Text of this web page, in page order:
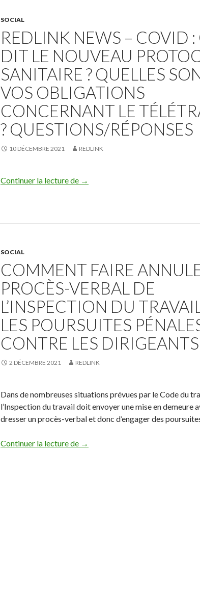
SOCIAL
REDLINK NEWS – COVID :
DIT LE NOUVEAU
SANITAIRE ? QUELLES
VOS OBLIGATIONS
CONCERNANT LE
? QUESTIONS/RÉPONSES
10 DÉCEMBRE 2021 REDLINK
Continuer la lecture de Redlink News – Covid : que dit le
→
SOCIAL
COMMENT FAIRE
PROCÈS-VERBAL DE
L’INSPECTION DU
LES POURSUITES
CONTRE LES DIRIGEANTS
2 DÉCEMBRE 2021 REDLINK
Dans de nombreuses situations prévues par le Code du
l’Inspection du travail doit envoyer une mise en demeure
dresser un procès-verbal et donc d’engager des
Continuer la lecture de Comment faire annuler un
→